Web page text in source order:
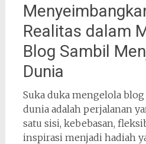
Realitas dalam
Blog Sambil
Dunia
Suka duka mengelola
dunia adalah perjalanan
satu sisi, kebebasan,
inspirasi menjadi hadiah